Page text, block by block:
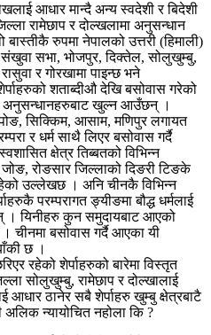
आधार मान्दै अन्य स्वदेशी र बिदेशी
रामेछाप र दोल्खलामा अनुसन्धान
बास्तीकै रुपमा नेपालको उत्तरी (हिमाली)
सभा, भोजपुर, दिक्तेल, सोलुखुम्बु,
र गोरखामा पाइन्छ भने
शताब्दीऔ देखि बसोवास गरेको
अनुसन्धानहरुबाट खुल्न आउँछन् ।
सिक्किम, आसाम, मणिपुर लगायत
र धर्म साथै लिएर बसोवास गर्दै
क्षेत्र तिब्बतको विभिन्न
रोङसार जिल्लाको दिङरी टिङके
उल्लेखछ । अनि चीनकै विभिन्न
परम्परागत ङ्यीङमा बौद्ध धर्मलाई
यिनीहरु कुन समुदायबाट आएको
चीनमा बसोवास गर्दै आएका यी
छ ।
रहेको शेर्पाहरुको बारेमा विस्तृत
सोलुखुम्बु, रामेछाप र दोल्खालाई
आधार ठानेर सबै शेर्पाहरु खुम्बु क्षेत्रबाटै
अलिक न्यायोचित नहोला कि ?